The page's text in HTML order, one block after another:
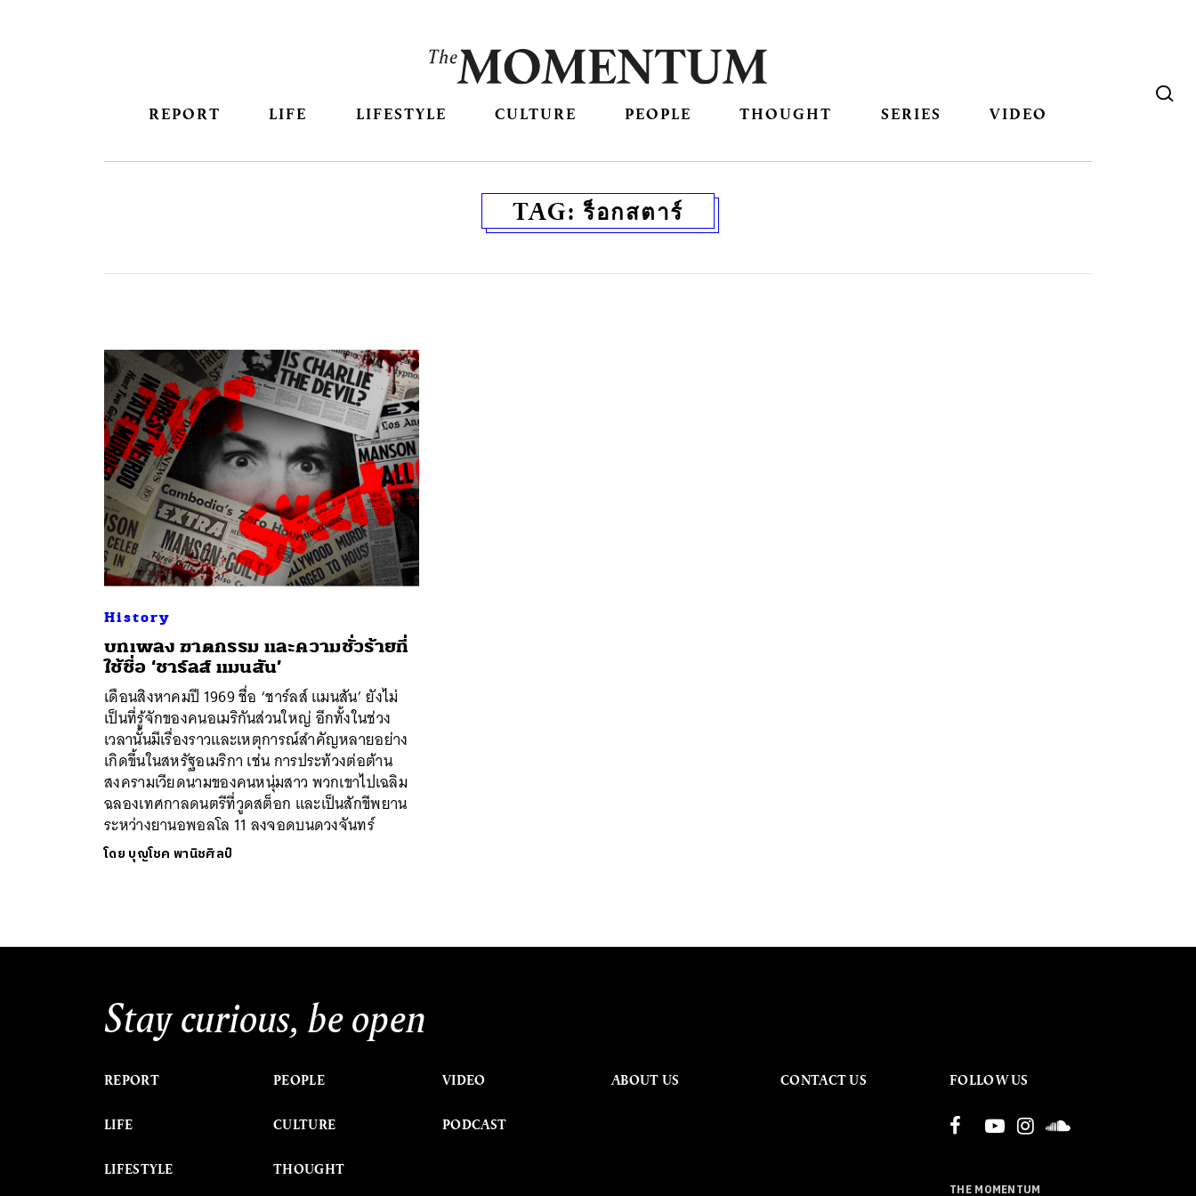
REPORT LIFE LIFESTYLE CULTURE PEOPLE THOUGHT SERIES VIDEO
TAG: ร็อกสตาร์
History
บทเพลง ฆาตกรรม และความชั่วร้ายที่
ใช้ชื่อ ‘ชาร์ลส์ แมนสัน’
เดือนสิงหาคมปี 1969 ชื่อ ‘ชาร์ลส์ แมนสัน’ ยังไม่
เป็นที่รู้จักของคนอเมริกันส่วนใหญ่ อีกทั้งในช่วง
เวลานั้นมีเรื่องราวและเหตุการณ์สำคัญหลายอย่าง
เกิดขึ้นในสหรัฐอเมริกา เช่น การประท้วงต่อต้าน
สงครามเวียดนามของคนหนุ่มสาว พวกเขาไปเฉลิม
ฉลองเทศกาลดนตรีที่วูดสต็อก และเป็นสักขีพยาน
ระหว่างยานอพอลโล 11 ลงจอดบนดวงจันทร์
โดย บุญโชค พานิชศิลป์
Stay curious, be open
REPORT
LIFE
LIFESTYLE
PEOPLE
CULTURE
THOUGHT
VIDEO
PODCAST
ABOUT US CONTACT US FOLLOW US
THE MOMENTUM
ค้นหา